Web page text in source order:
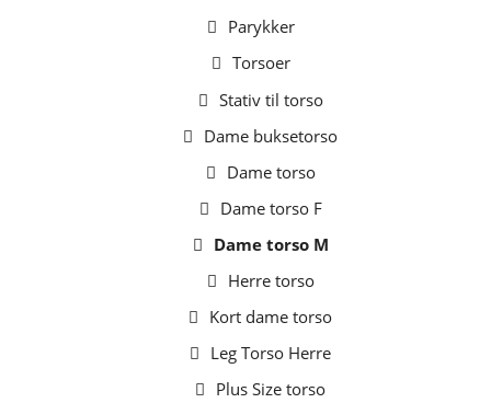
Parykker
Torsoer
Stativ til torso
Dame buksetorso
Dame torso
Dame torso F
Dame torso M
Herre torso
Kort dame torso
Leg Torso Herre
Plus Size torso